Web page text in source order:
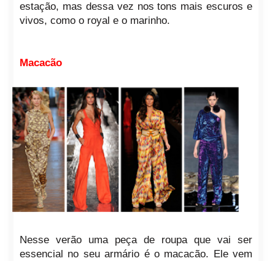
estação, mas dessa vez nos tons mais escuros e
vivos, como o royal e o marinho.
Macacão
Nesse verão uma peça de roupa que vai ser
essencial no seu armário é o macacão. Ele vem